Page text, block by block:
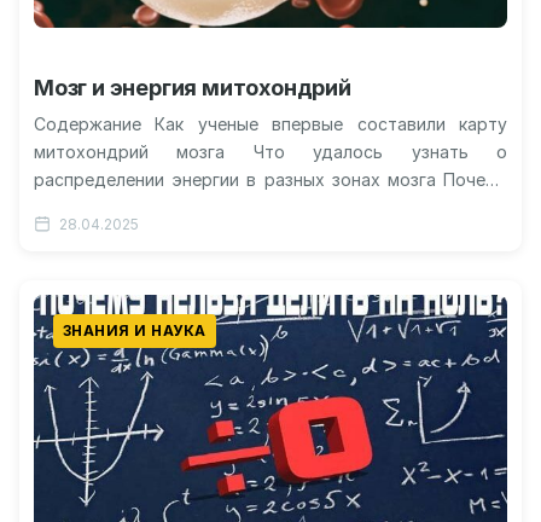
Мозг и энергия митохондрий
Содержание Как ученые впервые составили карту
митохондрий мозга Что удалось узнать о
распределении энергии в разных зонах мозга Почему
28.04.2025
ЗНАНИЯ И НАУКА